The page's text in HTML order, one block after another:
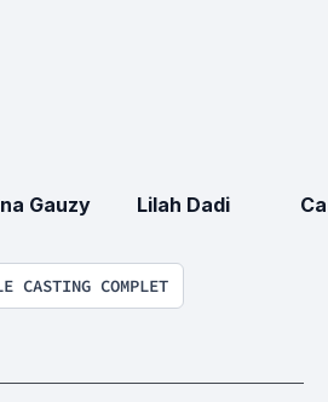
Gauzy Lilah Dadi
CASTING COMPLET